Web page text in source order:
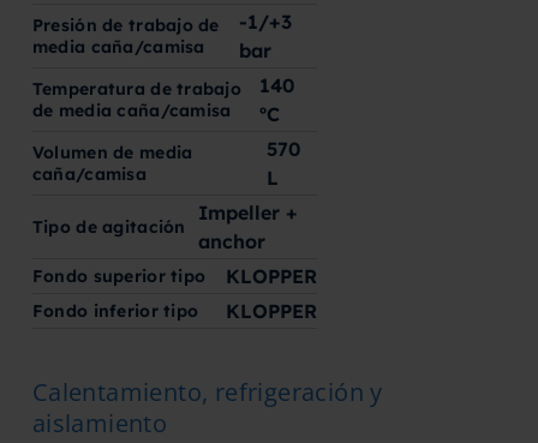
Presión de trabajo de
media caña/camisa
-1/+3
bar
Temperatura de trabajo
de media caña/camisa
140
ºC
Volumen de media
caña/camisa
570
L
Tipo de agitación
Impeller +
anchor
Fondo superior tipo KLOPPER
Fondo inferior tipo KLOPPER
Calentamiento, refrigeración y
aislamiento